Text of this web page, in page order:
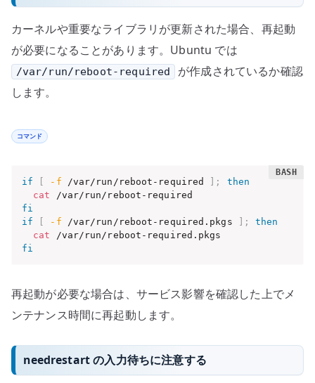
カーネルや重要なライブラリが更新された場合、再起動
が必要になることがあります。Ubuntu では
/var/run/reboot-required
が作成されているか確認
します。
コマンド
if -f /var/run/reboot-required ;
then
cat
fi
if
-f /var/run/reboot-required.pkgs ;
then
cat
fi
再起動が必要な場合は、サービス影響を確認した上でメ
ンテナンス時間に再起動します。
needrestart の入力待ちに注意する